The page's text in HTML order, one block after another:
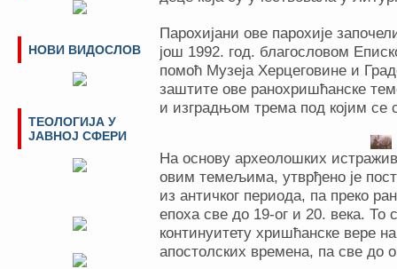
Парохијани ове парохије
још 1992. год. благословом
помоћ Музеја Херцеговине и
заштите ове ранохришћанске
и изградњом трема под којим се
На основу археолошких
овим темељима, утврђено је
из античког периода, па преко
епоха све до 19-ог и 20. века. То
континуитету хришћанске вере
апостолских времена, па све до
НОВИ ВИДОСЛОВ
ТЕОЛОГИЈА У
ЈАВНОЈ СФЕРИ